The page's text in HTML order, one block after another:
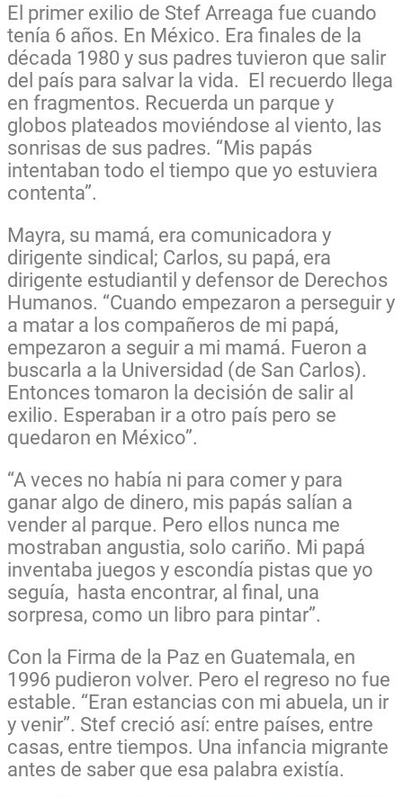
El primer exilio de Stef Arreaga fue cuando
tenía 6 años. En México. Era finales de la
década 1980 y sus padres tuvieron que salir
del país para salvar la vida. El recuerdo llega
en fragmentos. Recuerda un parque y
globos plateados moviéndose al viento, las
sonrisas de sus padres. “Mis papás
intentaban todo el tiempo que yo estuviera
contenta”.
Mayra, su mamá, era comunicadora y
dirigente sindical; Carlos, su papá, era
dirigente estudiantil y defensor de Derechos
Humanos. “Cuando empezaron a perseguir y
a matar a los compañeros de mi papá,
empezaron a seguir a mi mamá. Fueron a
buscarla a la Universidad (de San Carlos).
Entonces tomaron la decisión de salir al
exilio. Esperaban ir a otro país pero se
quedaron en México”.
“A veces no había ni para comer y para
ganar algo de dinero, mis papás salían a
vender al parque. Pero ellos nunca me
mostraban angustia, solo cariño. Mi papá
inventaba juegos y escondía pistas que yo
seguía, hasta encontrar, al final, una
sorpresa, como un libro para pintar”.
Con la Firma de la Paz en Guatemala, en
1996 pudieron volver. Pero el regreso no fue
estable. “Eran estancias con mi abuela, un ir
y venir”. Stef creció así: entre países, entre
casas, entre tiempos. Una infancia migrante
antes de saber que esa palabra existía.